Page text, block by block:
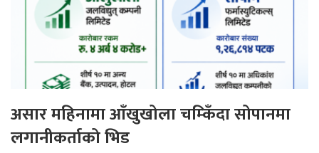
असार महिनामा आँखुखोला चम्किँदा सोपानमा
लगानीकर्ताको भिड